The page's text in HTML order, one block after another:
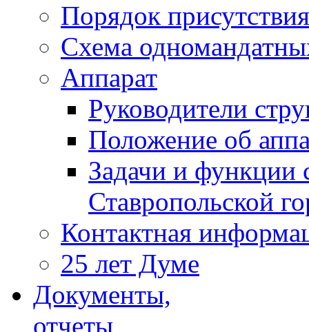
Порядок
Схема
Аппарат
Руководители
Положение об
Задачи и функции
Ставропольской
Контактная
25 лет Думе
Документы,
отчеты